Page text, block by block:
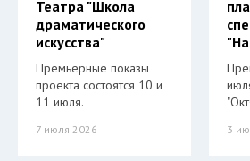
Театра "Школа
драматического
искусства"
Премьерные показы
проекта состоятся 10 и
11 июля.
7 июля 2026 3